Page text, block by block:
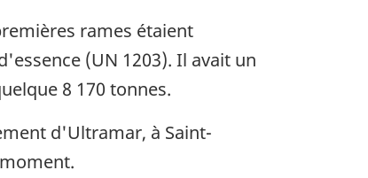
rames étaient
(UN 1203). Il avait un
8 170 tonnes.
d'Ultramar, à Saint-